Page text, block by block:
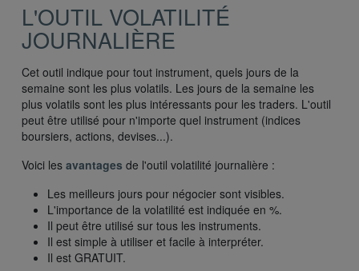
L'OUTIL VOLATILITÉ
JOURNALIÈRE
Cet outil indique pour tout instrument, quels jours de la
semaine sont les plus volatils. Les jours de la semaine les
plus volatils sont les plus intéressants pour les traders. L'outil
peut être utilisé pour n'importe quel instrument (indices
boursiers, actions, devises...).
Voici les avantages de l'outil volatilité journalière :
Les meilleurs jours pour négocier sont visibles.
L'importance de la volatilité est indiquée en %.
Il peut être utilisé sur tous les instruments.
Il est simple à utiliser et facile à interpréter.
Il est GRATUIT.